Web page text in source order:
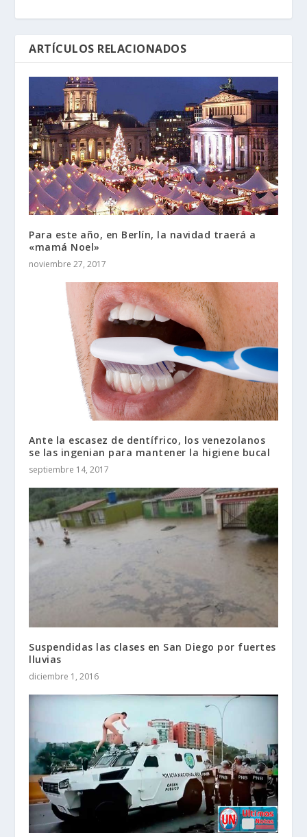
ARTÍCULOS RELACIONADOS
Para este año, en Berlín, la navidad traerá a
«mamá Noel»
noviembre 27, 2017
Ante la escasez de dentífrico, los venezolanos
se las ingenian para mantener la higiene bucal
septiembre 14, 2017
Suspendidas las clases en San Diego por fuertes
lluvias
diciembre 1, 2016